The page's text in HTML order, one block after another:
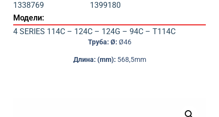
1338769
1399180
Модели:
4 SERIES 114C – 124C – 124G – 94C – T114C
Труба: Ø: Ø46
Длина: (mm): 568,5mm